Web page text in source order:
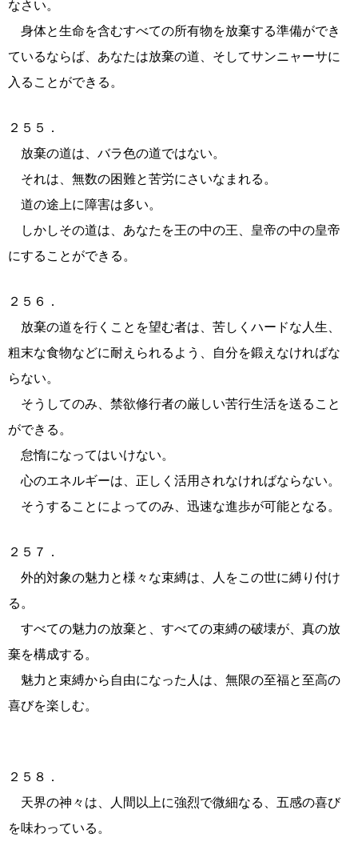
なさい。
身体と生命を含むすべての所有物を放棄する準備ができ
ているならば、あなたは放棄の道、そしてサンニャーサに
入ることができる。
２５５．
放棄の道は、バラ色の道ではない。
それは、無数の困難と苦労にさいなまれる。
道の途上に障害は多い。
しかしその道は、あなたを王の中の王、皇帝の中の皇帝
にすることができる。
２５６．
放棄の道を行くことを望む者は、苦しくハードな人生、
粗末な食物などに耐えられるよう、自分を鍛えなければな
らない。
そうしてのみ、禁欲修行者の厳しい苦行生活を送ること
ができる。
怠惰になってはいけない。
心のエネルギーは、正しく活用されなければならない。
そうすることによってのみ、迅速な進歩が可能となる。
２５７．
外的対象の魅力と様々な束縛は、人をこの世に縛り付け
る。
すべての魅力の放棄と、すべての束縛の破壊が、真の放
棄を構成する。
魅力と束縛から自由になった人は、無限の至福と至高の
喜びを楽しむ。
２５８．
天界の神々は、人間以上に強烈で微細なる、五感の喜び
を味わっている。